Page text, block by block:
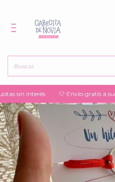
interés 🤍 Envío gratis a sucursal